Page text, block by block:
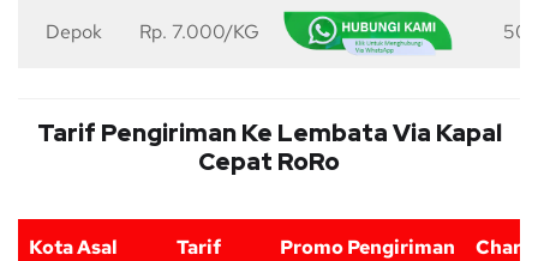
Depok Rp. 7.000/KG 50
Tarif Pengiriman Ke Lembata Via Kapal
Cepat RoRo
Kota Asal Tarif Promo Pengiriman